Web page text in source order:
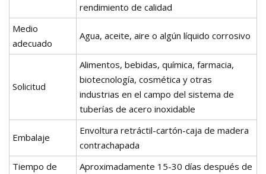
rendimiento de calidad
Medio
adecuado
Agua, aceite, aire o algún líquido corrosivo
Solicitud
Alimentos, bebidas, química, farmacia,
biotecnología, cosmética y otras
industrias en el campo del sistema de
tuberías de acero inoxidable
Embalaje
Envoltura retráctil-cartón-caja de madera
contrachapada
Tiempo de
Aproximadamente 15-30 días después de